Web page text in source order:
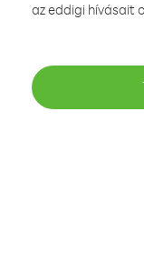
az eddigi hívásait